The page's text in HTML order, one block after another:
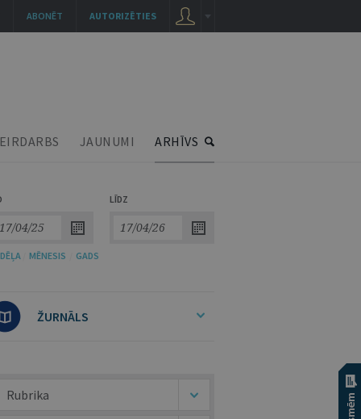
JAUNUMI ARHĪVS
LĪDZ
MĒNESIS GADS
ŽURNĀLS
Rubrika
AUTORIZĒTIES
ABONĒT